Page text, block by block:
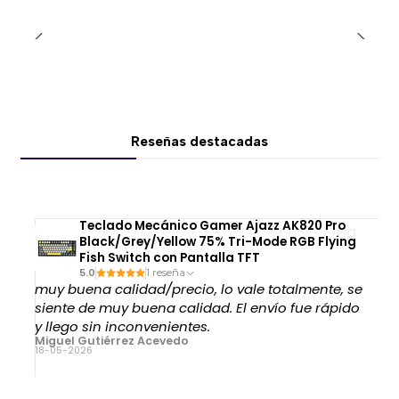
oficinas modernas.
profesional que caracteriza a la serie PL4800.
acompañar la curvatura natural de la espalda y
entregar un apoyo más uniforme durante el uso
prolongado.
A diferencia de un cojín lumbar tradicional, su
estructura integrada distribuye mejor la presión y
mantiene un soporte constante mientras el usuario
cambia de posición.
Reseñas destacadas
Teclado Mecánico Gamer Ajazz AK820 Pro
Black/Grey/Yellow 75% Tri-Mode RGB Flying
Fish Switch con Pantalla TFT
5.0 1 reseña
muy buena calidad/precio, lo vale totalmente, se
siente de muy buena calidad. El envío fue rápido
y llego sin inconvenientes.
Miguel Gutiérrez Acevedo
18-05-2026